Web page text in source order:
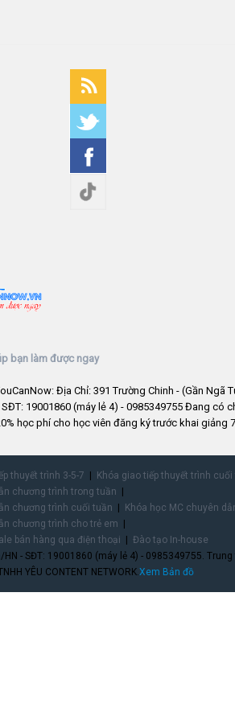
bạn làm được ngay
Địa Chỉ: 391 Trường Chinh - (Gần Ngã
SĐT: 19001860 (máy lẻ 4) - 0985349755 Đang có
học phí cho học viên đăng ký trước khai giảng
thuyết trình 3-5-7
Khóa giao tiếp thuyết trình
chương trình trong tuần
chương trình cuối tuần
Khóa học MC chuyên
chương trình cho trẻ em
bán hàng qua điện thoại
Đào tạo In-house
- SĐT: 19001860 (máy lẻ 4) - 0985349755.
YÊU CONTENT NETWORK.Xem Bản đồ